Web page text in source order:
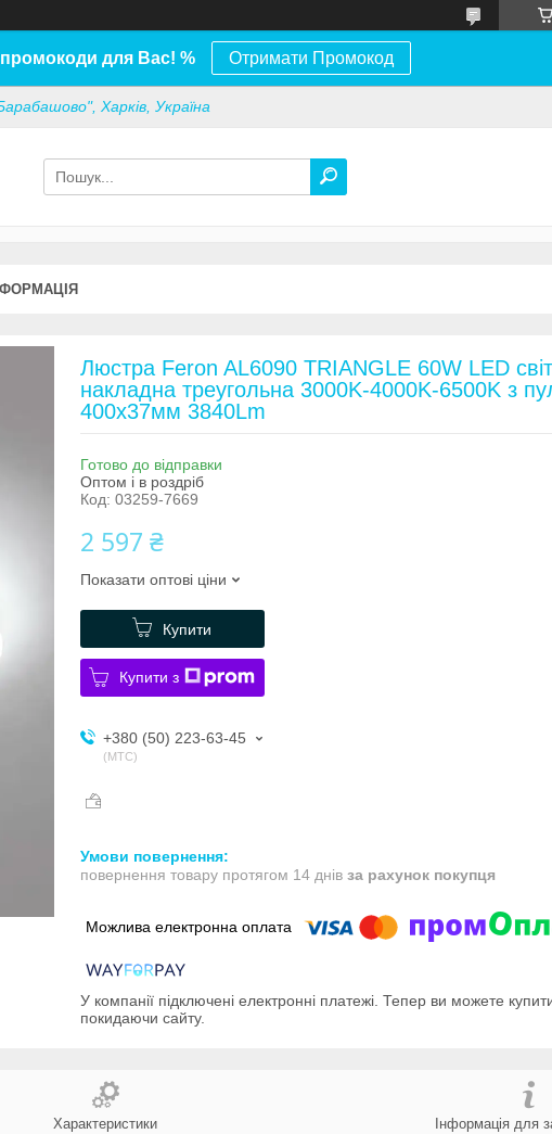
промокоди для Вас! % Отримати Промокод
Харків, Україна
Люстра Feron AL6090 TRIANGLE 60W LED
накладна треугольна 3000K-4000K-6500K з
400х37мм 3840Lm
Готово до відправки
Оптом і в роздріб
Код: 03259-7669
2 597 ₴
Показати оптові ціни
Купити
Купити з
+380 (50) 223-63-45
МТС
повернення товару протягом 14 днів за рахунок покупця
У компанії підключені електронні платежі. Тепер ви можете
покидаючи сайту.
Характеристики Інформація для